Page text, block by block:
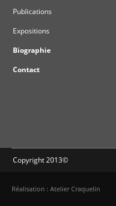
Publications
Expositions
Biographie
Contact
Copyright 2013©
Réalisation : Atelier Craquelin